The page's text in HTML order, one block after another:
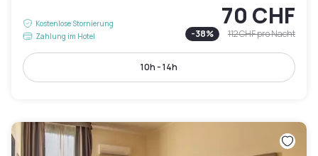
Kostenlose Stornierung
Zahlung im Hotel
70 CHF
-38% 112 CHFpro Nacht
10h - 14h